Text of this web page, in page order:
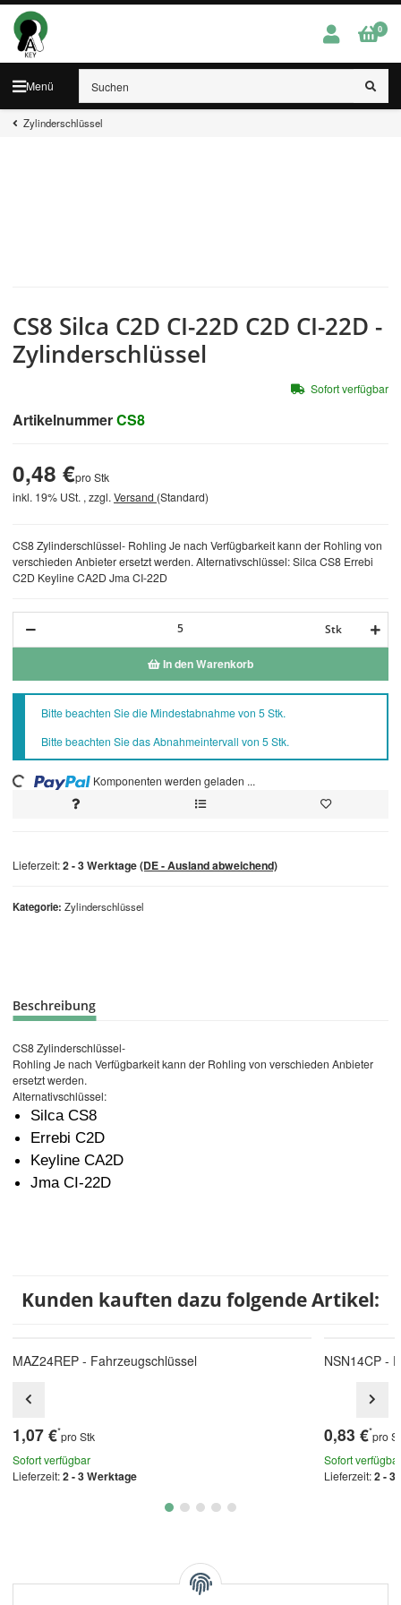
Menü
0
Zylinderschlüssel
CS8 Silca C2D CI-22D C2D CI-22D -
Zylinderschlüssel
ArtikelnummerCS8
Kategorie Zylinderschlüssel
CS8 Zylinderschlüssel- Rohling Je nach Verfügbarkeit kann der Rohling von
verschieden Anbieter ersetzt werden. Alternativschlüssel: Silca CS8 Errebi
C2D Keyline CA2D Jma CI-22D
0,48 €pro Stk
inkl. 19% USt. , zzgl. Versand (Standard)
Stk
In den Warenkorb
xBitte beachten Sie die Mindestabnahme von 5 Stk.
Bitte beachten Sie das Abnahmeintervall von 5 Stk.
Loading... Komponenten werden geladen ...
Sofort verfügbar
Lieferzeit:2 - 3 Werktage(DE - Ausland abweichend)
Beschreibung
CS8 Zylinderschlüssel-
Rohling Je nach Verfügbarkeit kann der Rohling von verschieden Anbieter
ersetzt werden.
Alternativschlüssel:
Silca CS8
Errebi C2D
Keyline CA2D
Jma CI-22D
Kunden kauften dazu folgende Artikel:
MAZ24REP - Fahrzeugschlüssel
1,07 €*pro Stk
Sofort verfügbar
Lieferzeit:2 - 3 Werktage
NSN14CP -
0,83 €*pro
Sofort verfügbar
Lieferzeit:2 - 3